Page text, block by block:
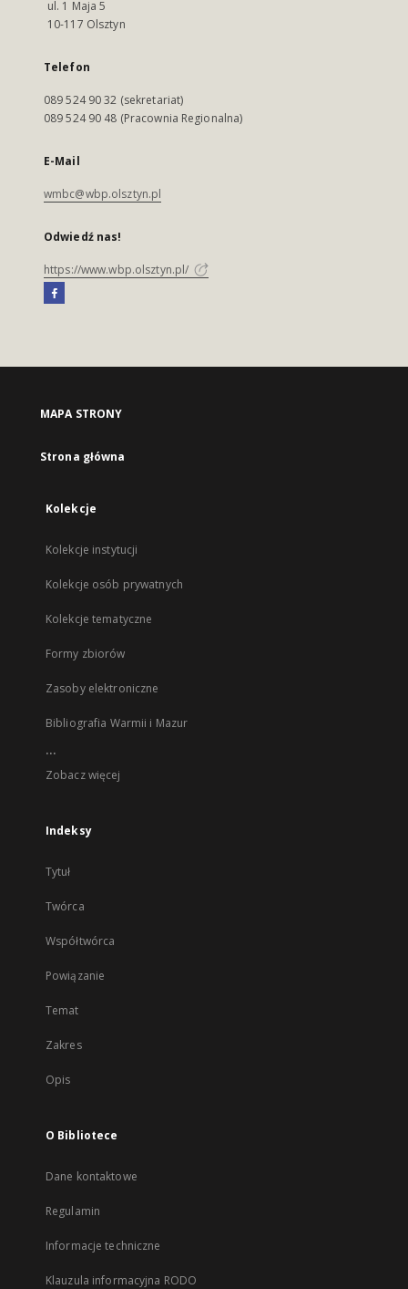
ul. 1 Maja 5
10-117 Olsztyn
Telefon
089 524 90 32 (sekretariat)
089 524 90 48 (Pracownia Regionalna)
E-Mail
wmbc@wbp.olsztyn.pl
Odwiedź nas!
https://www.wbp.olsztyn.pl/
MAPA STRONY
Strona główna
Kolekcje
Kolekcje instytucji
Kolekcje osób prywatnych
Kolekcje tematyczne
Formy zbiorów
Zasoby elektroniczne
Bibliografia Warmii i Mazur
...
Zobacz więcej
Indeksy
Tytuł
Twórca
Współtwórca
Powiązanie
Temat
Zakres
Opis
O Bibliotece
Dane kontaktowe
Regulamin
Informacje techniczne
Klauzula informacyjna RODO